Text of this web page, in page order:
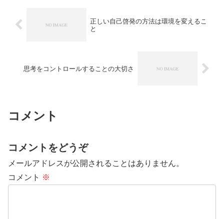
正しい自己啓発の方法は環境を変えるこ
と
思考をコントロールすることの大切さ
コメント
コメントをどうぞ
メールアドレスが公開されることはありません。
コメント ※